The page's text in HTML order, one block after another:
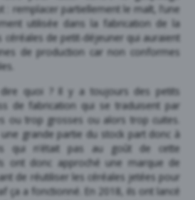
: remplacer partiellement le malt, l’une
utilisée dans la fabrication de la
de petit-déjeuner qui auraient
de production car non conformes
dire quoi ? Il y a toujours des petits
de fabrication qui se traduisent par
ou trop grosses ou alors trop cuites.
grande partie du stock part donc à
qui n’était pas au goût de cette
ont donc approché une marque de
de réutiliser les céréales jetées pour
ça a fonctionné. En 2018, ils ont lancé